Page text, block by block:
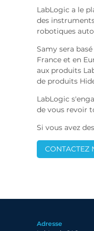
LabLogic a le
des
robotiques
Samy sera
France et en
aux produits
de produits
LabLogic
de vous revoir
Si vous avez
CONTACTEZ
Adresse